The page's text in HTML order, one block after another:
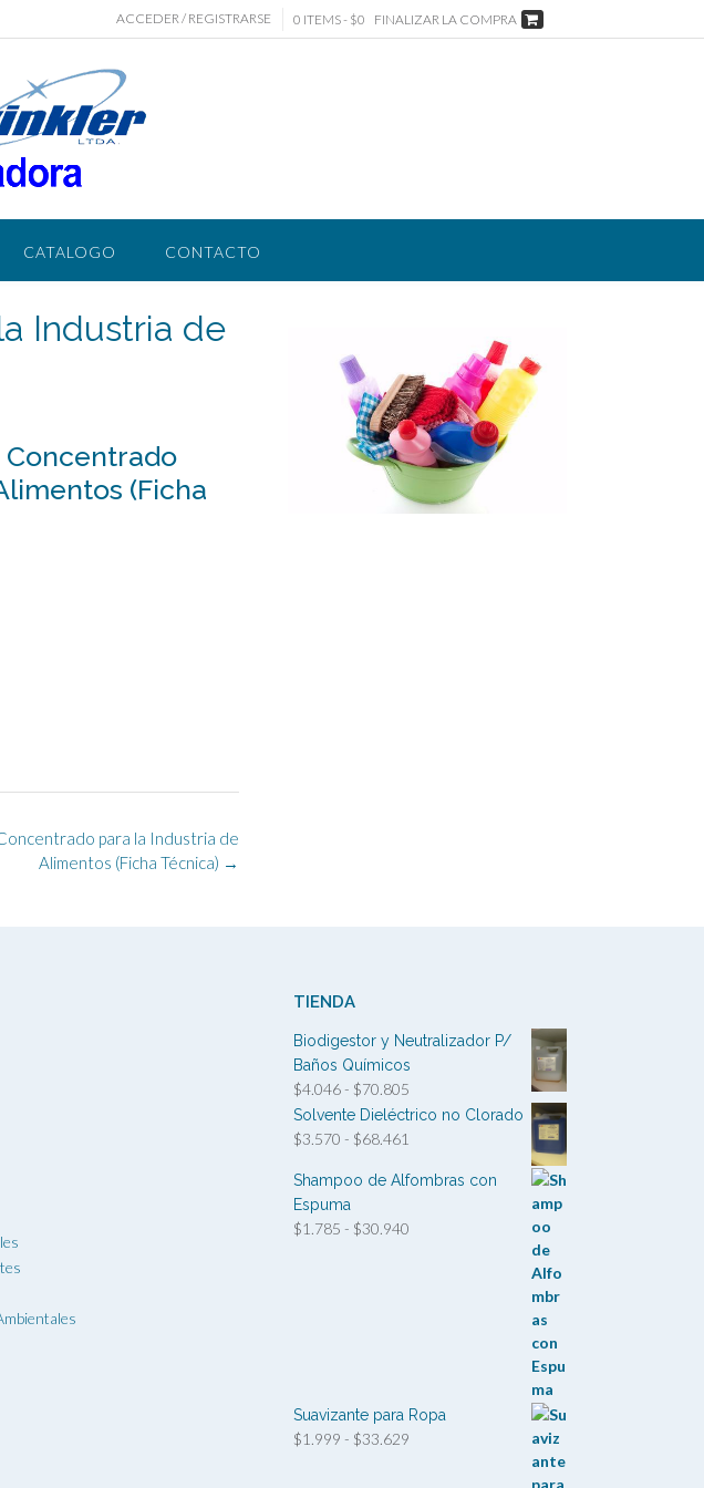
ACCEDER / REGISTRARSE 0 ITEMS - $0 FINALIZAR LA COMPRA
CATALOGO CONTACTO
Industria de
(Ficha
para la Industria de
Alimentos (Ficha Técnica) →
TIENDA
Biodigestor y Neutralizador P/
Baños Químicos
$4.046 - $70.805
de
$4.046
Solvente Dieléctrico no Clorado
$3.570 - $68.461
precios:
Shampoo de Alfombras con
Espuma
$1.785 - $30.940
Suavizante para Ropa
$1.999 - $33.629